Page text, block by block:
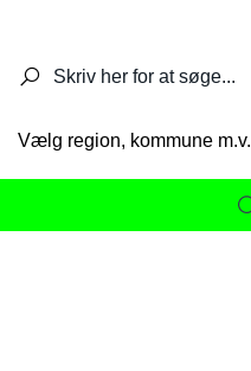
Vælg region, kommune m.v.